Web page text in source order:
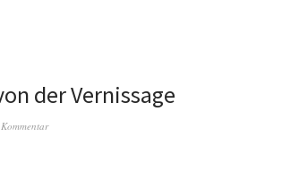
der Vernissage